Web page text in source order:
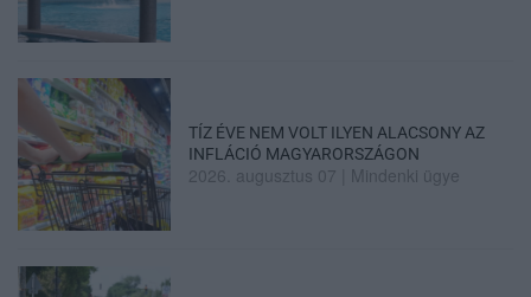
TÍZ ÉVE NEM VOLT ILYEN ALACSONY AZ
INFLÁCIÓ MAGYARORSZÁGON
2026. augusztus 07 Mindenki ügye